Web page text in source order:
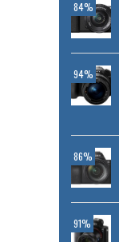
84%
94%
86%
91%